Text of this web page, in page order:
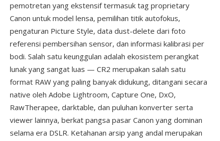
pemotretan yang ekstensif termasuk tag proprietary
Canon untuk model lensa, pemilihan titik autofokus,
pengaturan Picture Style, data dust-delete dari foto
referensi pembersihan sensor, dan informasi kalibrasi per
bodi. Salah satu keunggulan adalah ekosistem perangkat
lunak yang sangat luas — CR2 merupakan salah satu
format RAW yang paling banyak didukung, ditangani secara
native oleh Adobe Lightroom, Capture One, DxO,
RawTherapee, darktable, dan puluhan konverter serta
viewer lainnya, berkat pangsa pasar Canon yang dominan
selama era DSLR. Ketahanan arsip yang andal merupakan